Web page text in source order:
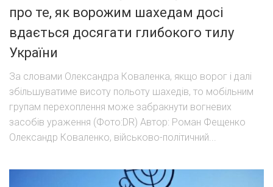
про те, як ворожим шахедам досі
вдається досягати глибокого тилу
України
За словами Олександра Коваленка, якщо ворог і далі
збільшуватиме висоту польоту шахедів, то мобільним
групам перехоплення може забракнути вогневих
засобів ураження (Фото:DR) Автор: Роман Фещенко
Олександр Коваленко, військово-політичний...